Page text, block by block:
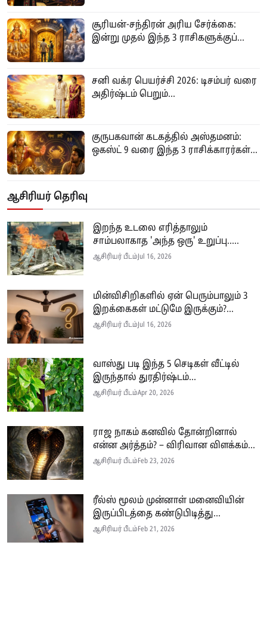
சூரியன்-சந்திரன் அரிய சேர்க்கை:
இன்று முதல் இந்த 3 ராசிகளுக்குப்...
சனி வக்ர பெயர்ச்சி 2026: டிசம்பர் வரை
அதிர்ஷ்டம் பெறும்...
குருபகவான் கடகத்தில் அஸ்தமனம்:
ஒகஸ்ட் 9 வரை இந்த 3 ராசிக்காரர்கள்...
ஆசிரியர் தெரிவு
இறந்த உடலை எரித்தாலும்
சாம்பலாகாத 'அந்த ஒரு' உறுப்பு.....
ஆசிரியர் பீடம்Jul 16, 2026
மின்விசிறிகளில் ஏன் பெரும்பாலும் 3
இறக்கைகள் மட்டுமே இருக்கும்?...
ஆசிரியர் பீடம்Jul 16, 2026
வாஸ்து படி இந்த 5 செடிகள் வீட்டில்
இருந்தால் துரதிர்ஷ்டம்...
ஆசிரியர் பீடம்Apr 20, 2026
ராஜ நாகம் கனவில் தோன்றினால்
என்ன அர்த்தம்? – விரிவான விளக்கம்...
ஆசிரியர் பீடம்Feb 23, 2026
ரீல்ஸ் மூலம் முன்னாள் மனைவியின்
இருப்பிடத்தை கண்டுபிடித்து...
ஆசிரியர் பீடம்Feb 21, 2026